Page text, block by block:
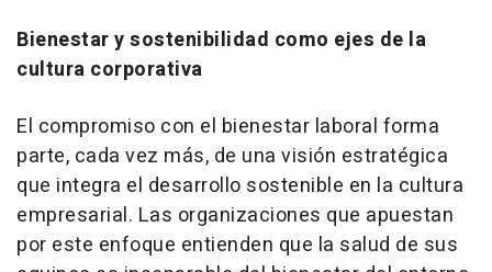
Bienestar y sostenibilidad como ejes de la
cultura corporativa
El compromiso con el bienestar laboral forma
parte, cada vez más, de una visión estratégica
que integra el desarrollo sostenible en la cultura
empresarial. Las organizaciones que apuestan
por este enfoque entienden que la salud de sus